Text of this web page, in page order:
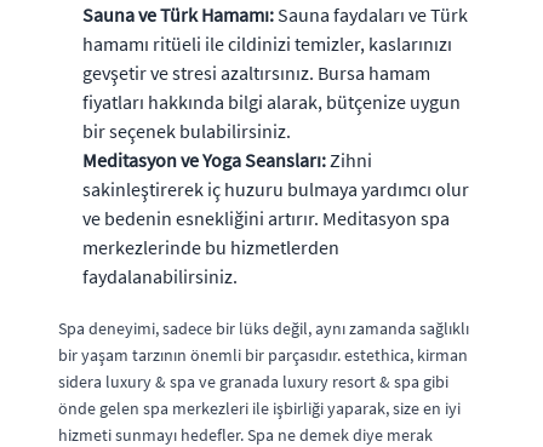
Sauna ve Türk Hamamı: Sauna faydaları ve Türk
hamamı ritüeli ile cildinizi temizler, kaslarınızı
gevşetir ve stresi azaltırsınız. Bursa hamam
fiyatları hakkında bilgi alarak, bütçenize uygun
bir seçenek bulabilirsiniz.
Meditasyon ve Yoga Seansları:Zihni
sakinleştirerek iç huzuru bulmaya yardımcı olur
ve bedenin esnekliğini artırır. Meditasyon spa
merkezlerinde bu hizmetlerden
faydalanabilirsiniz.
Spa deneyimi, sadece bir lüks değil, aynı zamanda sağlıklı
bir yaşam tarzının önemli bir parçasıdır. estethica, kirman
sidera luxury & spa ve granada luxury resort & spa gibi
önde gelen spa merkezleri ile işbirliği yaparak, size en iyi
hizmeti sunmayı hedefler. Spa ne demek diye merak